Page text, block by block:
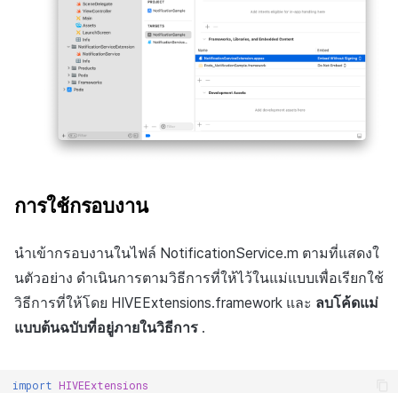
การใช้กรอบงาน
นำเข้ากรอบงานในไฟล์ NotificationService.m ตามที่แสดงใ
นตัวอย่าง ดำเนินการตามวิธีการที่ให้ไว้ในแม่แบบเพื่อเรียกใช้
วิธีการที่ให้โดย HIVEExtensions.framework และ ลบโค้ดแม่
แบบต้นฉบับที่อยู่ภายในวิธีการ .
import HIVEExtensions